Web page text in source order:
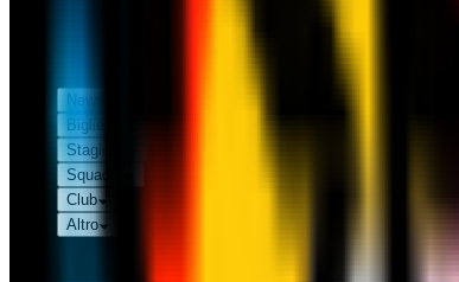
News
Biglietteria
Stagione
Squadre
Club
Altro